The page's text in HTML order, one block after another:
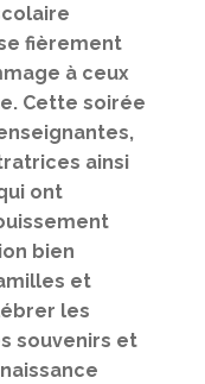
fièrement
à ceux
Cette soirée
ainsi
ont
bien
et
les
souvenirs et